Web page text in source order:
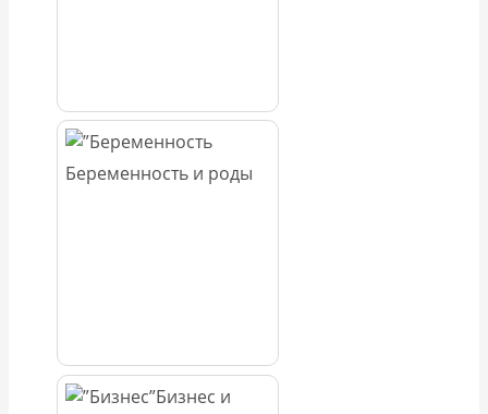
Беременность и роды
Бизнес и